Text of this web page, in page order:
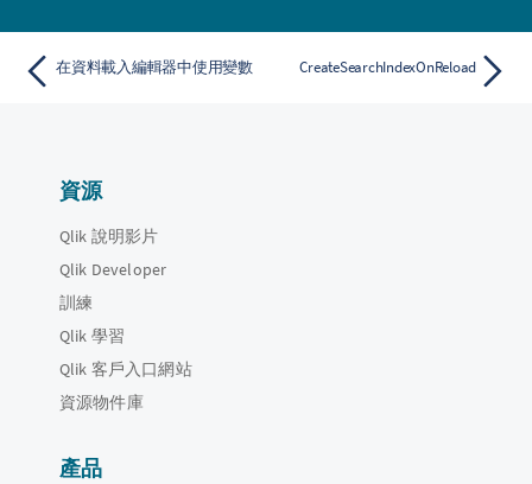
在資料載入編輯器中使用變數 CreateSearchIndexOnReload
資源
Qlik 說明影片
Qlik Developer
訓練
Qlik 學習
Qlik 客戶入口網站
資源物件庫
產品